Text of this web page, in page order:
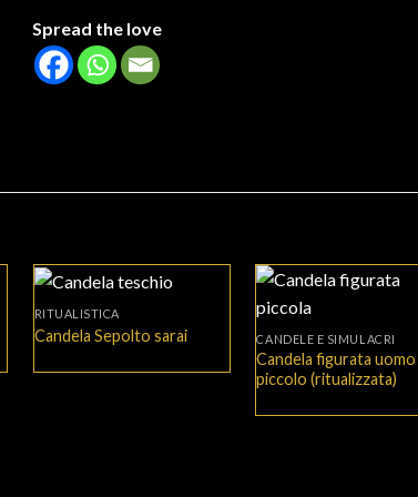
Spread the love
+
RITUALISTICA
Candela Sepolto sarai CANDELE E SIMULACRI
Candela figurata uomo
piccolo (ritualizzata)